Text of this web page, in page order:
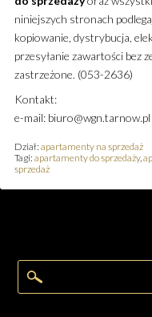
niniejszych stronach
kopiowanie, dystrybucja,
przesyłanie zawartości bez
zastrzeżone. (053-2636)
Kontakt:
e-mail: biuro@wgn.tarnow.pl
Dział: apartamenty na sprzedaż
Tagi: apartamenty do sprzedaży,
sprzedaż